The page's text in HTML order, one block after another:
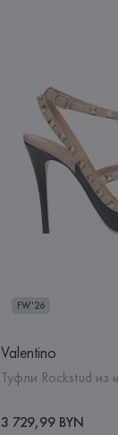
FW'26
Valentino
Туфли Rockstud из
3 729,99 BYN